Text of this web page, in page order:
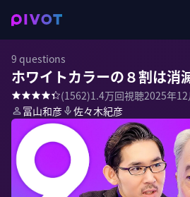
9 questions
ホワイトカラーの８割は消
(1562)1.4万回視聴2025年12
冨山和彦
佐々木紀彦